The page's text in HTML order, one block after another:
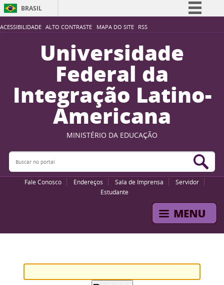
ACESSIBILIDADE ALTO CONTRASTE MAPA DO SITE RSS
BRASIL
Simplifique!
Participe
Acesso à informação
Legislação
Canais
Universidade
Federal da
Integração Latino-
Americana
MINISTÉRIO DA EDUCAÇÃO
Buscar no portal
Fale Conosco Endereços Sala de Imprensa
Servidor
Estudante